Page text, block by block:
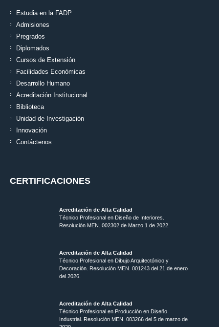
Estudia en la FADP
Admisiones
Pregrados
Diplomados
Cursos de Extensión
Facilidades Económicas
Desarrollo Humano
Acreditación Institucional
Biblioteca
Unidad de Investigación
Innovación
Contáctenos
CERTIFICACIONES
Acreditación de Alta Calidad
Técnico Profesional en Diseño de Interiores.
Resolución MEN. 002302 de Marzo 1 de 2022.
Acreditación de Alta Calidad
Técnico Profesional en Dibujo Arquitectónico y
Decoración. Resolución MEN. 001243 del 21 de enero
del 2026.
Acreditación de Alta Calidad
Técnico Profesional en Producción en Diseño
Industrial. Resolución MEN. 003266 del 5 de marzo de